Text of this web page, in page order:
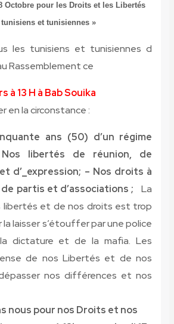
Octobre pour les Droits et les Libertés
et tunisiennes »
les tunisiens et tunisiennes d
Rassemblement ce
à 13 H à Bab Souika
en la circonstance :
ans (50) d’un régime
libertés de réunion, de
d’_expression; – Nos droits à
partis et d’associations ;
La
libertés et de nos droits est trop
laisser s’étouffer par une police
dictature et de la mafia. Les
de nos Libertés et de nos
nos différences et nos
nous pour nos Droits et nos